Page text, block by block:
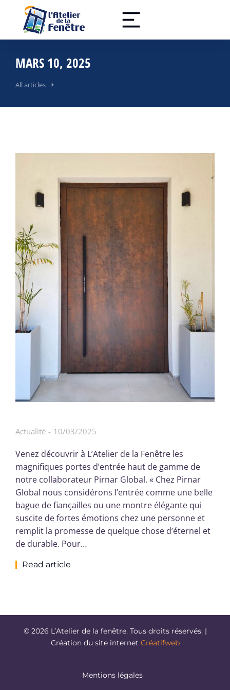
MARS 10, 2025
All articles
Actualité 10/03/2025
Venez découvrir à L’Atelier de la Fenêtre les
magnifiques portes d’entrée haut de gamme de
notre collaborateur Pirnar Global. « Chez Pirnar
Global nous considérons l’entrée comme une belle
bague de fiançailles ou une montre élégante qui
suscite de fortes émotions chez une personne et
remplit la promesse de quelque chose d’éternel et
de durable. Pour…
Read article
© 2026 L’Atelier de la fenêtre. Tous droits réservés. |
Création du site internet Créatifweb
Mentions légales